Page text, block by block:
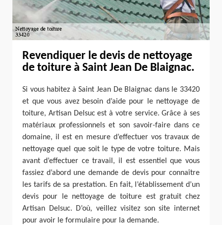
Revendiquer le devis de nettoyage
de toiture à Saint Jean De Blaignac.
Si vous habitez à Saint Jean De Blaignac dans le 33420
et que vous avez besoin d’aide pour le nettoyage de
toiture, Artisan Delsuc est à votre service. Grâce à ses
matériaux professionnels et son savoir-faire dans ce
domaine, il est en mesure d’effectuer vos travaux de
nettoyage quel que soit le type de votre toiture. Mais
avant d’effectuer ce travail, il est essentiel que vous
fassiez d’abord une demande de devis pour connaître
les tarifs de sa prestation. En fait, l’établissement d’un
devis pour le nettoyage de toiture est gratuit chez
Artisan Delsuc. D’où, veillez visitez son site internet
pour avoir le formulaire pour la demande.